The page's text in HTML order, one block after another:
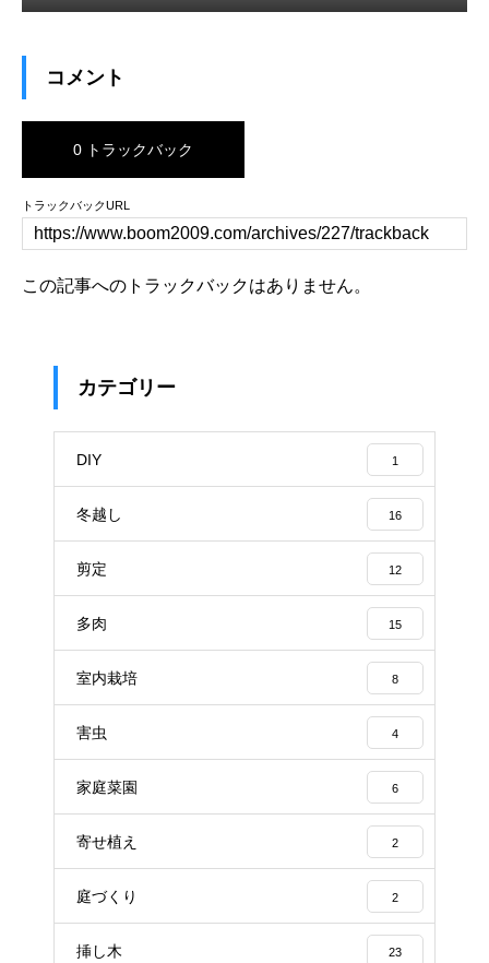
コメント
0 トラックバック
トラックバックURL
この記事へのトラックバックはありません。
カテゴリー
DIY 1
冬越し 16
剪定 12
多肉 15
室内栽培 8
害虫 4
家庭菜園 6
寄せ植え 2
庭づくり 2
挿し木 23